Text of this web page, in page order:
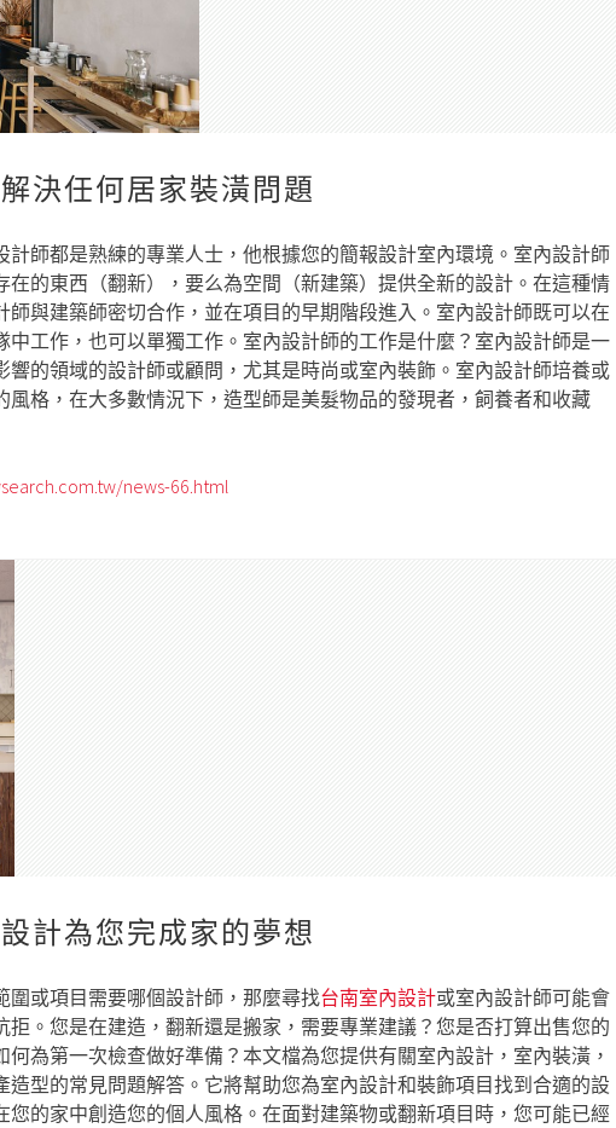
決任何居家裝潢問題
計師都是熟練的專業人士，他根據您的簡報設計室內環境。室內設計師
在的東西（翻新），要么為空間（新建築）提供全新的設計。在這種情
師與建築師密切合作，並在項目的早期階段進入。室內設計師既可以在
中工作，也可以單獨工作。室內設計師的工作是什麼？室內設計師是一
響的領域的設計師或顧問，尤其是時尚或室內裝飾。室內設計師培養或
風格，在大多數情況下，造型師是美髮物品的發現者，飼養者和收藏
news-66.html
計為您完成家的夢想
圍或項目需要哪個設計師，那麼尋找台南室內設計或室內設計師可能會
拒。您是在建造，翻新還是搬家，需要專業建議？您是否打算出售您的
何為第一次檢查做好準備？本文檔為您提供有關室內設計，室內裝潢，
造型的常見問題解答。它將幫助您為室內設計和裝飾項目找到合適的設
您的家中創造您的個人風格。在面對建築物或翻新項目時，您可能已經